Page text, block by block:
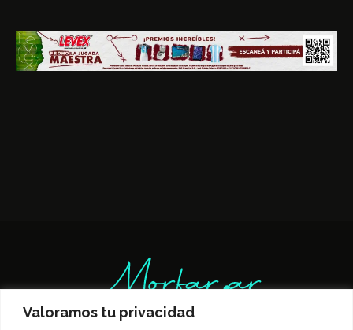
Valoramos tu privacidad